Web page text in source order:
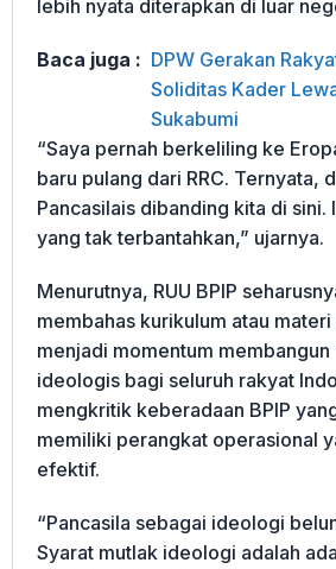
lebih nyata diterapkan di luar
Baca juga : DPW Gerakan
Soliditas Kader
Sukabumi
“Saya pernah berkeliling ke
baru pulang dari RRC. Ternyata,
Pancasilais dibanding kita di sini.
yang tak terbantahkan,” ujarnya.
Menurutnya, RUU BPIP
membahas kurikulum atau
menjadi momentum membangun
ideologis bagi seluruh rakyat
mengkritik keberadaan BPIP
memiliki perangkat operasional
efektif.
“Pancasila sebagai ideologi
Syarat mutlak ideologi adalah